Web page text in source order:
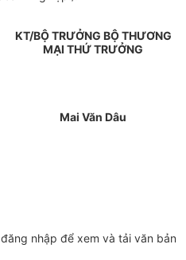
KT/BỘ TRƯỞNG BỘ THƯƠNG
MẠI THỨ TRƯỞNG
Mai Văn Dâu
đăng nhập để xem và tải văn bản